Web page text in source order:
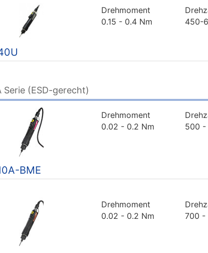
Drehmoment
0.15 - 0.4 Nm
450-
Serie (ESD-gerecht)
BME
Drehmoment
0.02 - 0.2 Nm
500 -
Drehmoment
0.02 - 0.2 Nm
700 -